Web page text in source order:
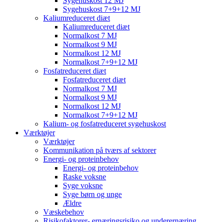
Sygehuskost 7+9+12 MJ
Kaliumreduceret diæt
Kaliumreduceret diæt
Normalkost 7 MJ
Normalkost 9 MJ
Normalkost 12 MJ
Normalkost 7+9+12 MJ
Fosfatreduceret diæt
Fosfatreduceret diæt
Normalkost 7 MJ
Normalkost 9 MJ
Normalkost 12 MJ
Normalkost 7+9+12 MJ
Kalium- og fosfatreduceret sygehuskost
Værktøjer
Værktøjer
Kommunikation på tværs af sektorer
Energi- og proteinbehov
Energi- og proteinbehov
Raske voksne
Syge voksne
Syge børn og unge
Ældre
Væskebehov